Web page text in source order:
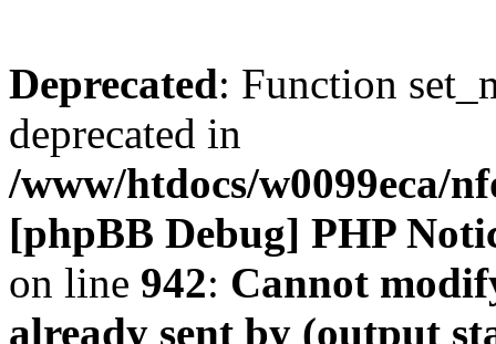
Deprecated: Function
deprecated in
/www/htdocs/w0099eca/
[phpBB Debug] PHP
on line 942: Cannot
already sent by (output